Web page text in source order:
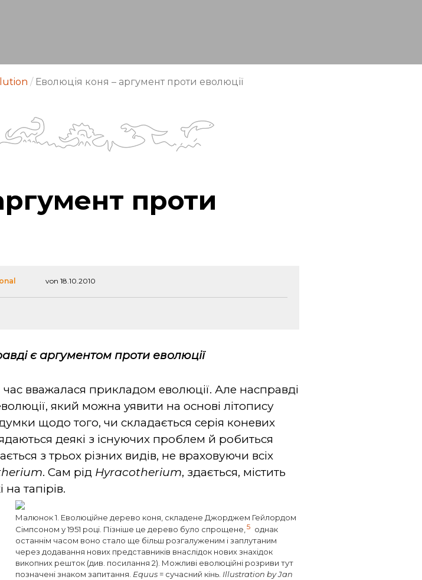
/ Еволюція коня – аргумент проти еволюції
проти
von 18.10.2010
є аргументом проти еволюції
вважалася прикладом еволюції. Але насправді
який можна уявити на основі літопису
щодо того, чи складається серія коневих
деякі з існуючих проблем й робиться
з трьох різних видів, не враховуючи всіх
. Сам рід Hyracotherium, здається, містить
тапірів.
Малюнок 1. Еволюційне дерево коня, складене Джорджем Гейлордом
Сімпсоном у 1951 році. Пізніше це дерево було спрощене,5 однак
останнім часом воно стало ще більш розгалуженим і заплутаним
через додавання нових представників внаслідок нових знахідок
викопних решток (див. посилання 2). Можливі еволюційні розриви тут
позначені знаком запитання. Equus= сучасний кінь. Illustration by Jan